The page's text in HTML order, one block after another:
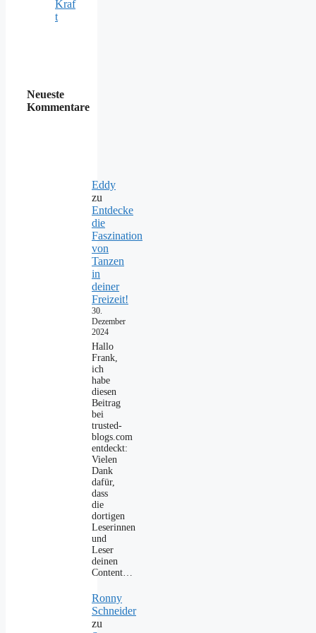
Kraf
t
Neueste
Kommentare
Eddy
zu
Entdecke
die
Faszination
von
Tanzen
in
deiner
Freizeit!
30.
Dezember
2024
Hallo
Frank,
ich
habe
diesen
Beitrag
bei
trusted-
blogs.com
entdeckt:
Vielen
Dank
dafür,
dass
die
dortigen
Leserinnen
und
Leser
deinen
Content…
Ronny
Schneider
zu